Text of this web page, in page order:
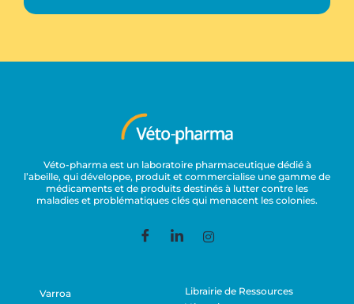
Véto-pharma est un laboratoire pharmaceutique dédié à
l’abeille, qui développe, produit et commercialise une gamme de
médicaments et de produits destinés à lutter contre les
maladies et problématiques clés qui menacent les colonies.
Varroa
Librairie de Ressources